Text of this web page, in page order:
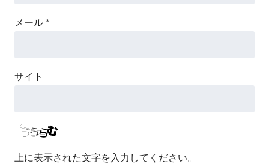
メール *
サイト
上に表示された文字を入力してください。